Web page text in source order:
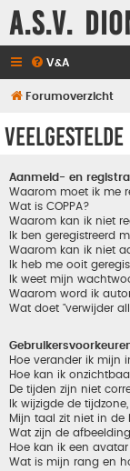
A.S.V.
V&A
Forumoverzicht
Aanmeld- en
Waarom moet ik me
Wat is COPPA?
Waarom kan ik niet
Ik ben geregistreerd
Waarom kan ik niet
Ik heb me ooit
Ik weet mijn
Waarom word ik
Wat doet "verwijder
Hoe verander ik mijn
Hoe kan ik
De tijden zijn niet
Ik wijzigde de
Mijn taal zit niet in de
Wat zijn de
Hoe kan ik een
Wat is mijn rang en